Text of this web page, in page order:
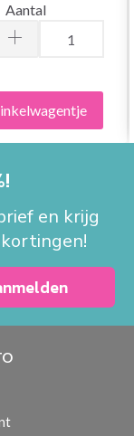
Aantal
en krijg